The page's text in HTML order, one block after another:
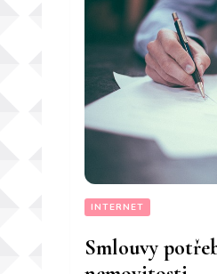
INTERNET
Smlouvy